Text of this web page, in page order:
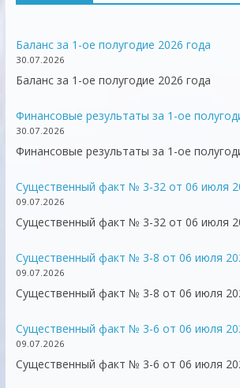
Баланс за 1-ое полугодие 2026 года
30.07.2026
Баланс за 1-ое полугодие 2026 года
Финансовые результаты за 1-ое
30.07.2026
Финансовые результаты за 1-ое
Существенный факт № 3-32 от 06 июля
09.07.2026
Существенный факт № 3-32 от 06 июля
Существенный факт № 3-8 от 06 июля
09.07.2026
Существенный факт № 3-8 от 06 июля
Существенный факт № 3-6 от 06 июля
09.07.2026
Существенный факт № 3-6 от 06 июля